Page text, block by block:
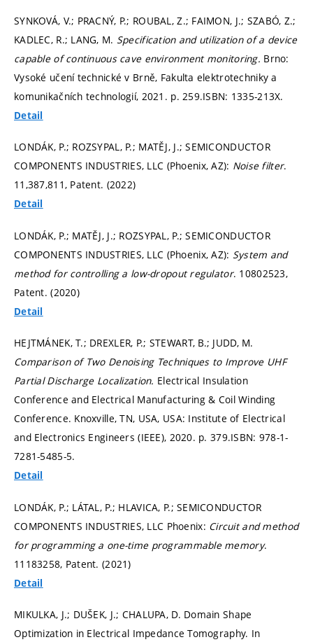
SYNKOVÁ, V.; PRACNÝ, P.; ROUBAL, Z.; FAIMON, J.; SZABÓ, Z.;
KADLEC, R.; LANG, M. Specification and utilization of a device
capable of continuous cave environment monitoring. Brno:
Vysoké učení technické v Brně, Fakulta elektrotechniky a
komunikačních technologií, 2021. p. 259.ISBN: 1335-213X.
Detail
LONDÁK, P.; ROZSYPAL, P.; MATĚJ, J.; SEMICONDUCTOR
COMPONENTS INDUSTRIES, LLC (Phoenix, AZ): Noise filter.
11,387,811, Patent. (2022)
Detail
LONDÁK, P.; MATĚJ, J.; ROZSYPAL, P.; SEMICONDUCTOR
COMPONENTS INDUSTRIES, LLC (Phoenix, AZ): System and
method for controlling a low-dropout regulator. 10802523,
Patent. (2020)
Detail
HEJTMÁNEK, T.; DREXLER, P.; STEWART, B.; JUDD, M.
Comparison of Two Denoising Techniques to Improve UHF
Partial Discharge Localization. Electrical Insulation
Conference and Electrical Manufacturing & Coil Winding
Conference. Knoxville, TN, USA, USA: Institute of Electrical
and Electronics Engineers (IEEE), 2020. p. 379.ISBN: 978-1-
7281-5485-5.
Detail
LONDÁK, P.; LÁTAL, P.; HLAVICA, P.; SEMICONDUCTOR
COMPONENTS INDUSTRIES, LLC Phoenix: Circuit and method
for programming a one-time programmable memory.
11183258, Patent. (2021)
Detail
MIKULKA, J.; DUŠEK, J.; CHALUPA, D. Domain Shape
Optimization in Electrical Impedance Tomography. In